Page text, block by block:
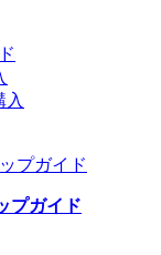
入
プガイド